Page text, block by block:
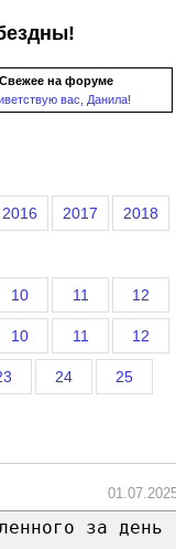
Свежее на форуме
вас, Данила!
2016 2017 2018
10 11 12
10 11 12
24 25
за день